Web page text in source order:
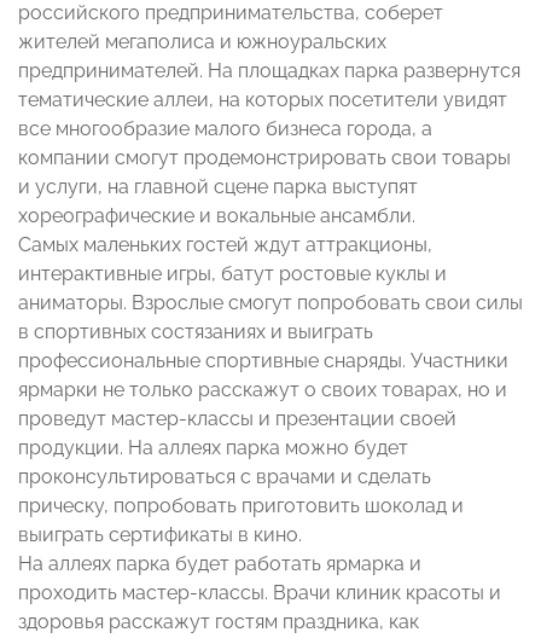
российского предпринимательства, соберет
жителей мегаполиса и южноуральских
предпринимателей. На площадках парка развернутся
тематические аллеи, на которых посетители увидят
все многообразие малого бизнеса города, а
компании смогут продемонстрировать свои товары
и услуги, на главной сцене парка выступят
хореографические и вокальные ансамбли.
Самых маленьких гостей ждут аттракционы,
интерактивные игры, батут ростовые куклы и
аниматоры. Взрослые смогут попробовать свои силы
в спортивных состязаниях и выиграть
профессиональные спортивные снаряды. Участники
ярмарки не только расскажут о своих товарах, но и
проведут мастер-классы и презентации своей
продукции. На аллеях парка можно будет
проконсультироваться с врачами и сделать
прическу, попробовать приготовить шоколад и
выиграть сертификаты в кино.
На аллеях парка будет работать ярмарка и
проходить мастер-классы. Врачи клиник красоты и
здоровья расскажут гостям праздника, как